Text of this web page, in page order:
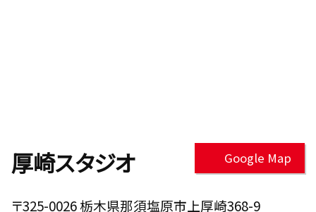
厚崎スタジオ Google Map
〒325-0026 栃木県那須塩原市上厚崎368-9